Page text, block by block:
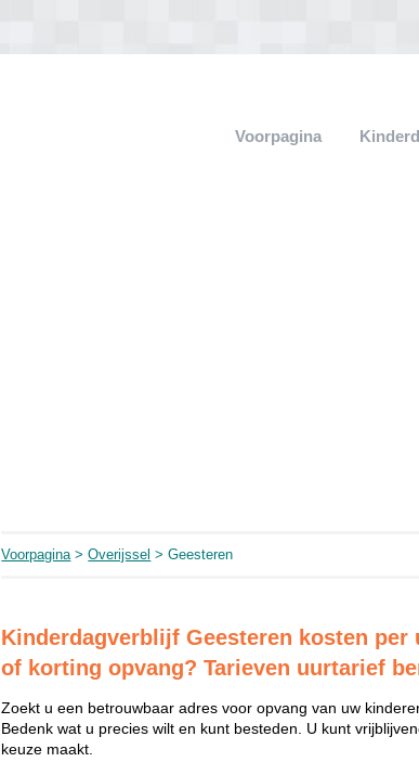
Voorpagina
Voorpagina>Overijssel > Geesteren
Kinderdagverblijf Geesteren kosten per
of korting opvang? Tarieven uurtarief
Zoekt u een betrouwbaar adres voor opvang van uw
Bedenk wat u precies wilt en kunt besteden. U kunt
keuze maakt.